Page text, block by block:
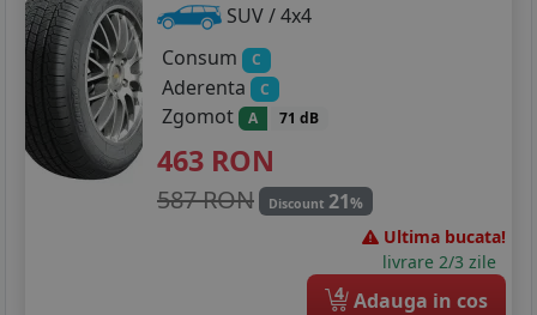
SUV / 4x4
Consum
C
Aderenta C
Zgomot A 71 dB
463 RON
587 RON Discount 21%
Ultima bucata!
livrare 2/3 zile
4 Adauga in cos